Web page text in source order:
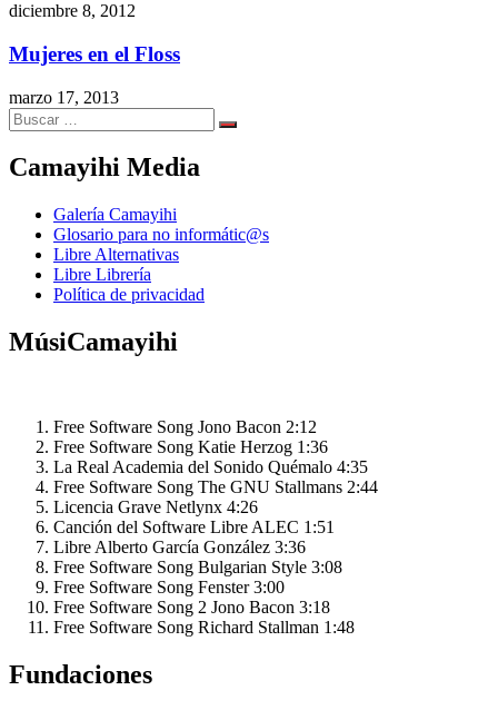
diciembre 8, 2012
Mujeres en el Floss
marzo 17, 2013
Search
for:
Search
Camayihi Media
Galería Camayihi
Glosario para no informátic@s
Libre Alternativas
Libre Librería
Política de privacidad
MúsiCamayihi
Free Software Song Jono Bacon 2:12
Free Software Song Katie Herzog 1:36
La Real Academia del Sonido Quémalo 4:35
Free Software Song The GNU Stallmans 2:44
Licencia Grave Netlynx 4:26
Canción del Software Libre ALEC 1:51
Libre Alberto García González 3:36
Free Software Song Bulgarian Style 3:08
Free Software Song Fenster 3:00
Free Software Song 2 Jono Bacon 3:18
Free Software Song Richard Stallman 1:48
Fundaciones